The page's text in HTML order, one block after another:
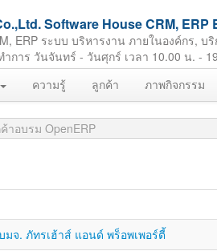
Software House CRM,
ERP ระบบ บริหารงาน ภายในองค์กร, บริ
การ วันจันทร์ - วันศุกร์ เวลา 10.00 น. -
ความรู้ ลูกค้า ภาพกิจกรรม
าอบรม OpenERP
จ. ภัทรเฮ้าส์ แอนด์ พร็อพเพอร์ตี้